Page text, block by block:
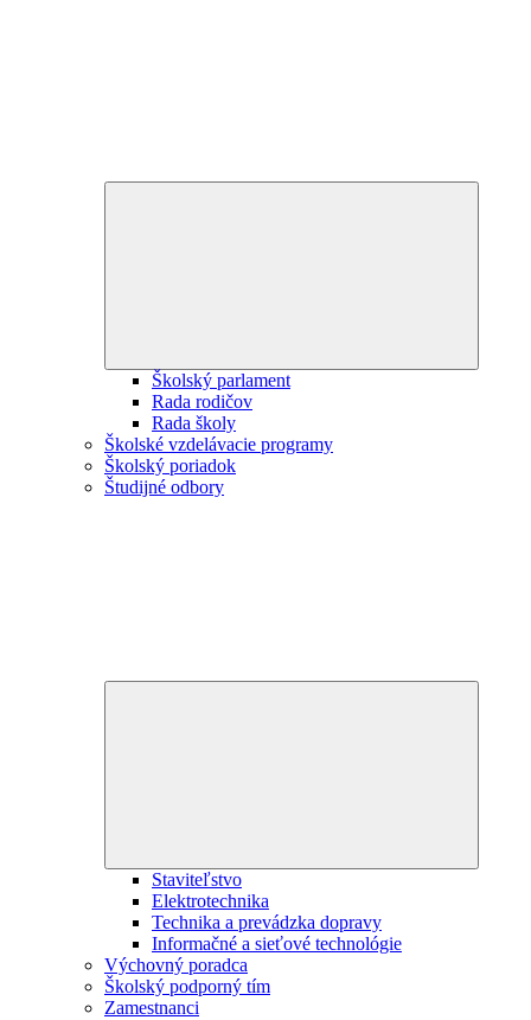
Školský parlament
Rada rodičov
Rada školy
Školské vzdelávacie programy
Školský poriadok
Študijné odbory
Staviteľstvo
Elektrotechnika
Technika a prevádzka dopravy
Informačné a sieťové technológie
Výchovný poradca
Školský podporný tím
Zamestnanci